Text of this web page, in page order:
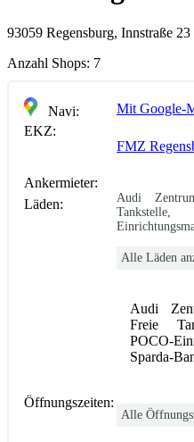
93059 Regensburg, Innstraße 23
Anzahl Shops: 7
Navi:
Mit Google-
EKZ:
FMZ
Ankermieter:
Läden:
Audi
Alle Läden
Audi
Freie
POCO-
Sparda-
Öffnungszeiten:
Alle